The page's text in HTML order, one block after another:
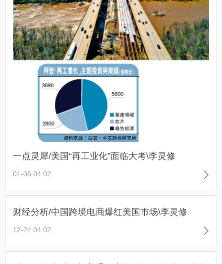
一点灵犀/美国“再工业化”面临大考\李灵修
01-06 04:02
财经分析/中国跨境电商爆红美国市场\李灵修
12-24 04:02